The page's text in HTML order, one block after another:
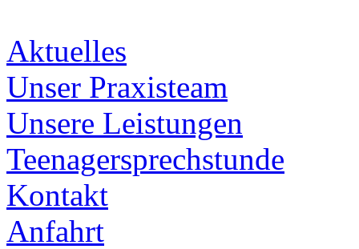
Aktuelles
Unser Praxisteam
Unsere Leistungen
Teenagersprechstunde
Kontakt
Anfahrt